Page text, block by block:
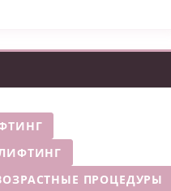
ЛИФТИНГ
ПРОЦЕДУРЫ